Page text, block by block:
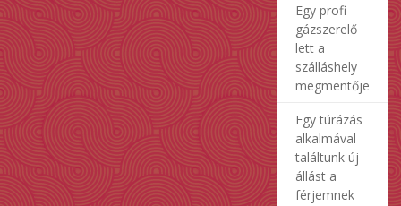
Egy profi
gázszerelő
lett a
szálláshely
megmentője
Egy túrázás
alkalmával
találtunk új
állást a
férjemnek